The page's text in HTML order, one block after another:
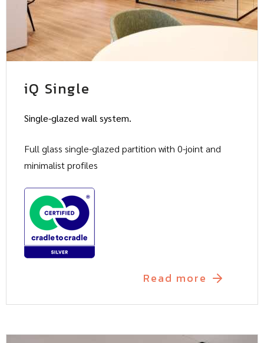
iQ Single
Single-glazed wall system.
Full glass single-glazed partition with 0-joint and
minimalist profiles
Read more